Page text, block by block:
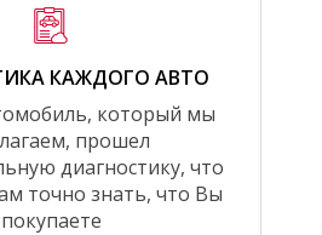
КАЖДОГО АВТО
который мы
прошел
диагностику, что
точно знать, что Вы
покупаете